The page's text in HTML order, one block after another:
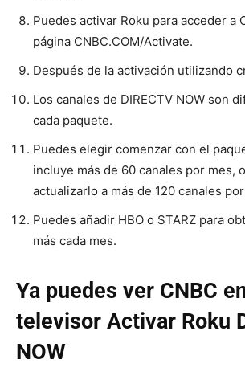
Puedes activar Roku para acceder a
página CNBC.COM/Activate.
Después de la activación utilizando
Los canales de DIRECTV NOW son
cada paquete.
Puedes elegir comenzar con el
incluye más de 60 canales por mes,
actualizarlo a más de 120 canales
Puedes añadir HBO o STARZ para
más cada mes.
Ya puedes ver CNBC
televisor Activar Roku
NOW